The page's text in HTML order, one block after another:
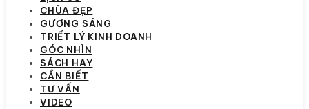
CHÙA ĐẸP
GƯƠNG SÁNG
TRIẾT LÝ KINH DOANH
GÓC NHÌN
SÁCH HAY
CẦN BIẾT
TƯ VẤN
VIDEO